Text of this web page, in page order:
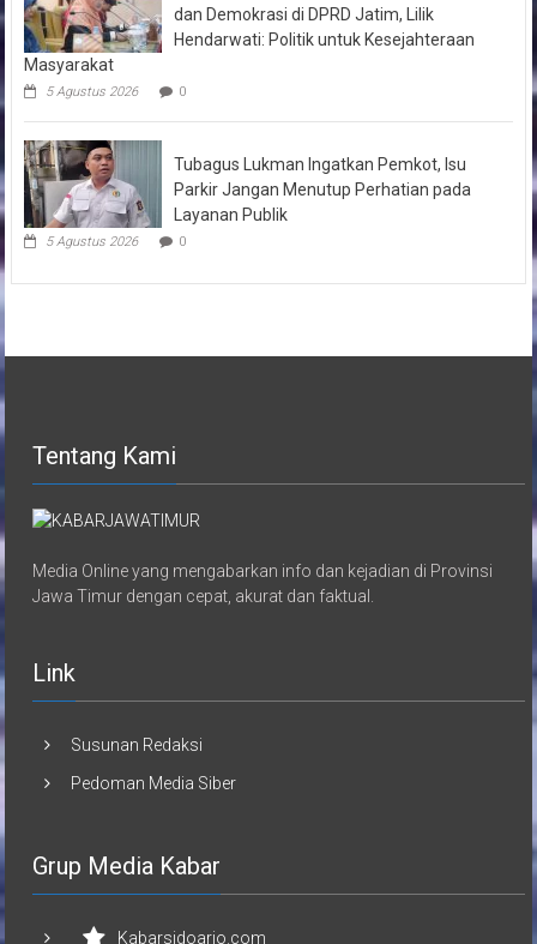
dan Demokrasi di DPRD Jatim, Lilik
Hendarwati: Politik untuk Kesejahteraan
Masyarakat
5 Agustus 2026 0
Tubagus Lukman Ingatkan Pemkot, Isu
Parkir Jangan Menutup Perhatian pada
Layanan Publik
5 Agustus 2026 0
Tentang Kami
Media Online yang mengabarkan info dan kejadian di Provinsi
Jawa Timur dengan cepat, akurat dan faktual.
Link
Susunan Redaksi
Pedoman Media Siber
Grup Media Kabar
Kabarsidoarjo.com